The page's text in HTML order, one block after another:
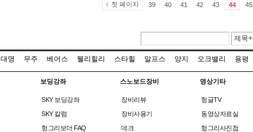
첫 페이지 39 40 41 42 43 44 45
대명 무주 베어스 웰리힐리 스타힐 알프스 양지 오크밸리 용평
보딩강좌
SKY 보딩강좌
SKY 칼럼
헝그리보더 FAQ
스노보드장비
장비리뷰
장비사용기
데크
영상기타
헝글TV
동영상자료실
헝그리사진첩